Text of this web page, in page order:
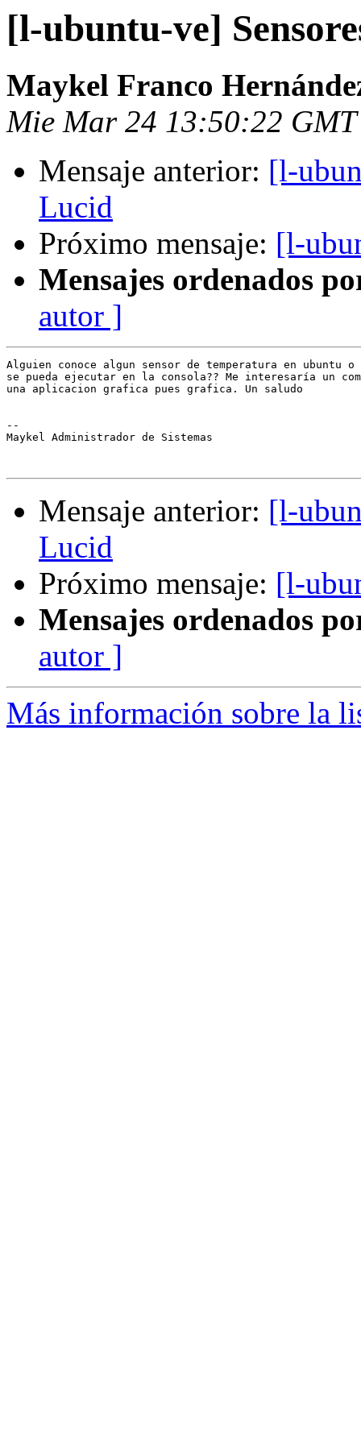
[l-ubuntu-ve]
Maykel Franco
Mie Mar 24 13:50:22
Mensaje anterior: [l-
Lucid
Próximo mensaje: [l-
Mensajes ordenados
autor ]
Alguien conoce algun sensor de temperatura en ubuntu o
se pueda ejecutar en la consola?? Me interesaría un
una aplicacion grafica pues grafica. Un saludo
--
Maykel Administrador de Sistemas
Mensaje anterior: [l-
Lucid
Próximo mensaje: [l-
Mensajes ordenados
autor ]
Más información sobre la